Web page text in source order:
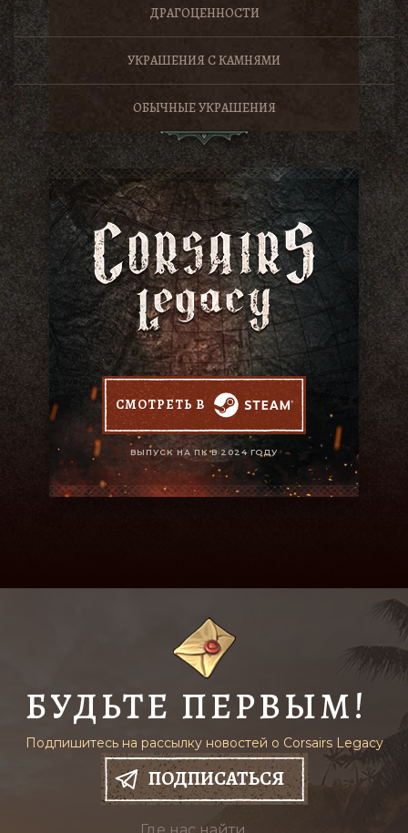
ДРАГОЦЕННОСТИ
УКРАШЕНИЯ С КАМНЯМИ
ОБЫЧНЫЕ УКРАШЕНИЯ
СМОТРЕТЬ В
ВЫПУСК НА ПК В 2024 ГОДУ
БУДЬТЕ ПЕРВЫМ!
Подпишитесь на рассылку новостей о Corsairs Legacy
ПОДПИСАТЬСЯ